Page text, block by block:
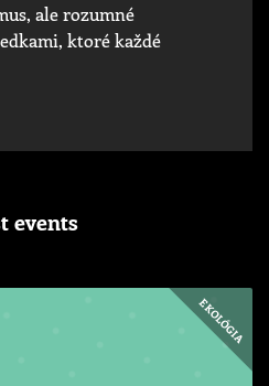
ale rozumné
ktoré každé
events
EKOLÓGIA